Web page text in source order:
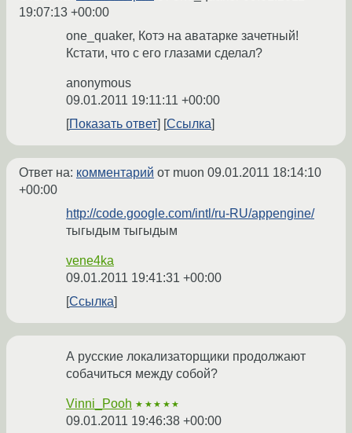
19:07:13 +00:00
one_quaker, Котэ на аватарке зачетный!
Кстати, что с его глазами сделал?
anonymous
09.01.2011 19:11:11 +00:00
Показать ответ
Ссылка
Ответ на: комментарий от muon 09.01.2011 18:14:10
+00:00
http://code.google.com/intl/ru-RU/appengine/
тыгыдым тыгыдым
vene4ka
09.01.2011 19:41:31 +00:00
Ссылка
А русские локализаторщики продолжают
собачиться между собой?
Vinni_Pooh ★★★★★
09.01.2011 19:46:38 +00:00